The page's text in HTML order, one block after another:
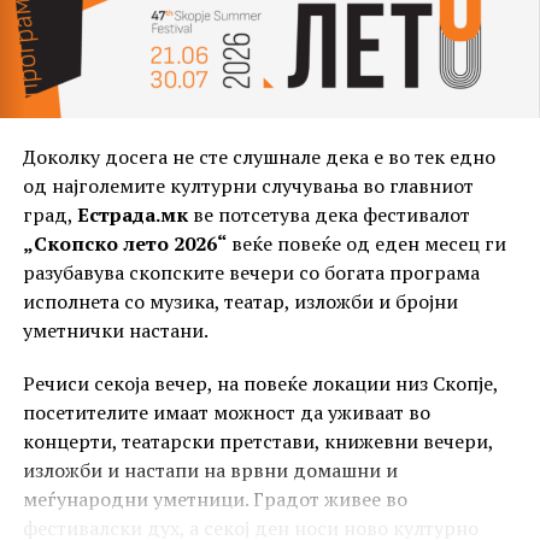
Доколку досега не сте слушнале дека е во тек едно
од најголемите културни случувања во главниот
град, Естрада.мкве потсетува дека фестивалот
„Скопско лето 2026“веќе повеќе од еден месец ги
разубавува скопските вечери со богата програма
исполнета со музика, театар, изложби и бројни
уметнички настани.
Речиси секоја вечер, на повеќе локации низ Скопје,
посетителите имаат можност да уживаат во
концерти, театарски претстави, книжевни вечери,
изложби и настапи на врвни домашни и
меѓународни уметници. Градот живее во
фестивалски дух, а секој ден носи ново културно